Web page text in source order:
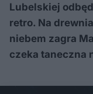
Lubelskiej
retro. Na
niebem zagra
czeka taneczna